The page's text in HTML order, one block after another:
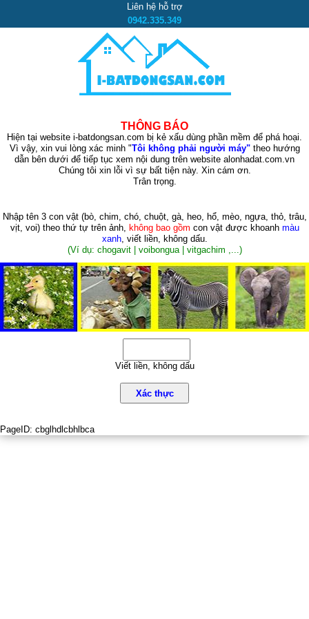
Liên hệ hỗ trợ
0942.335.349
THÔNG BÁO
Hiện tại website i-batdongsan.com bị kẻ xấu dùng phần mềm để phá hoại.
Vì vậy, xin vui lòng xác minh "Tôi không phải người máy"theo hướng
dẫn bên dưới để tiếp tục xem nội dung trên website alonhadat.com.vn
Chúng tôi xin lỗi vì sự bất tiện này. Xin cám ơn.
Trân trọng.
Nhập tên 3 con vật (bò, chim, chó, chuột, gà, heo, hổ, mèo, ngựa, thỏ, trâu,
vịt, voi)theo thứ tự trên ảnh, không bao gồm con vật được khoanh màu
xanh, viết liền, không dấu.
(Ví dụ: chogavit | voibongua | vitgachim ,...)
Viết liền, không dấu
Xác thực
PageID: cbglhdlcbhlbca